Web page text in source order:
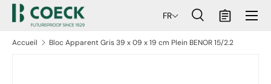
au contenu
Rechercher
FR RecherchePanier
Menu
Accueil Bloc Apparent Gris 39 x 09 x 19 cm Plein BENOR 15/2.2